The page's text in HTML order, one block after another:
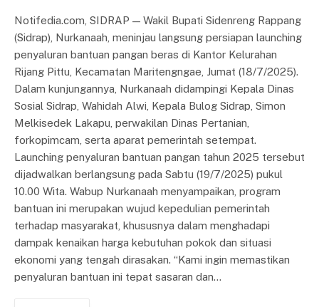
Notifedia.com, SIDRAP — Wakil Bupati Sidenreng Rappang
(Sidrap), Nurkanaah, meninjau langsung persiapan launching
penyaluran bantuan pangan beras di Kantor Kelurahan
Rijang Pittu, Kecamatan Maritengngae, Jumat (18/7/2025).
Dalam kunjungannya, Nurkanaah didampingi Kepala Dinas
Sosial Sidrap, Wahidah Alwi, Kepala Bulog Sidrap, Simon
Melkisedek Lakapu, perwakilan Dinas Pertanian,
forkopimcam, serta aparat pemerintah setempat.
Launching penyaluran bantuan pangan tahun 2025 tersebut
dijadwalkan berlangsung pada Sabtu (19/7/2025) pukul
10.00 Wita. Wabup Nurkanaah menyampaikan, program
bantuan ini merupakan wujud kepedulian pemerintah
terhadap masyarakat, khususnya dalam menghadapi
dampak kenaikan harga kebutuhan pokok dan situasi
ekonomi yang tengah dirasakan. “Kami ingin memastikan
penyaluran bantuan ini tepat sasaran dan…